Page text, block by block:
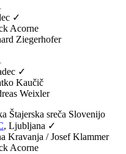
✓
Acorne
Ziegerhofer
✓
Kaučič
Weixler
Štajerska sreča Slovenijo
, Ljubljana ✓
Kravanja / Josef Klammer
Acorne